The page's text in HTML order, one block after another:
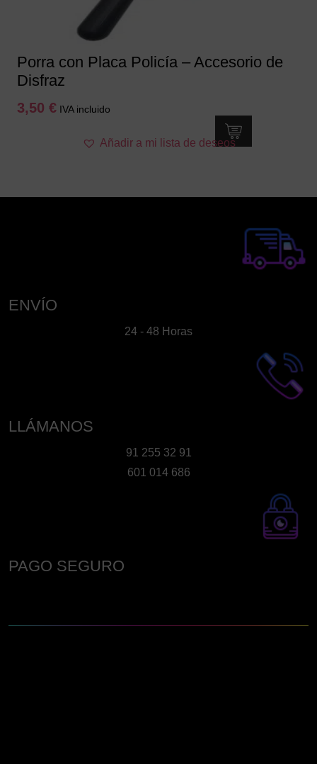
Porra con Placa Policía – Accesorio de
Disfraz
3,50 € IVA incluido
Añadir a mi lista de deseos
ENVÍO
24 - 48 Horas
LLÁMANOS
91 255 32 91
601 014 686
PAGO SEGURO